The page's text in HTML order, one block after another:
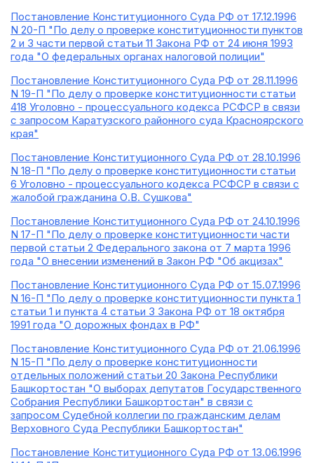
Постановление Конституционного Суда РФ от 17.12.1996
N 20-П "По делу о проверке конституционности пунктов
2 и 3 части первой статьи 11 Закона РФ от 24 июня 1993
года "О федеральных органах налоговой полиции"
Постановление Конституционного Суда РФ от 28.11.1996
N 19-П "По делу о проверке конституционности статьи
418 Уголовно - процессуального кодекса РСФСР в связи
с запросом Каратузского районного суда Красноярского
края"
Постановление Конституционного Суда РФ от 28.10.1996
N 18-П "По делу о проверке конституционности статьи
6 Уголовно - процессуального кодекса РСФСР в связи с
жалобой гражданина О.В. Сушкова"
Постановление Конституционного Суда РФ от 24.10.1996
N 17-П "По делу о проверке конституционности части
первой статьи 2 Федерального закона от 7 марта 1996
года "О внесении изменений в Закон РФ "Об акцизах"
Постановление Конституционного Суда РФ от 15.07.1996
N 16-П "По делу о проверке конституционности пункта 1
статьи 1 и пункта 4 статьи 3 Закона РФ от 18 октября
1991 года "О дорожных фондах в РФ"
Постановление Конституционного Суда РФ от 21.06.1996
N 15-П "По делу о проверке конституционности
отдельных положений статьи 20 Закона Республики
Башкортостан "О выборах депутатов Государственного
Собрания Республики Башкортостан" в связи с
запросом Судебной коллегии по гражданским делам
Верховного Суда Республики Башкортостан"
Постановление Конституционного Суда РФ от 13.06.1996